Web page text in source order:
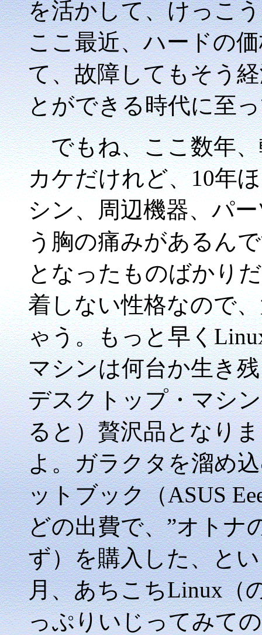
を活かして、けっこ
ここ最近、ハードの
て、故障してもそう
とができる時代に至
でもね、ここ数年、
カケだけれど、10年
シン、周辺機器、パ
う胸の痛みがあるん
となったものばかり
着しない性格なので
ゃう。もっと早く
マシンは何台か生き
デスクトップ・マシ
ると）贅沢品となり
よ。ガラクタを溜め
ットブック（ASUS
どの出費で、”オトナ
ず）を購入した、と
月、あちこちLinux（
っぷりいじってみて